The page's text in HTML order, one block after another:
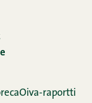
Oiva-raportti